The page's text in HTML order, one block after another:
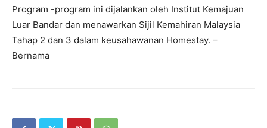
Program -program ini dijalankan oleh Institut Kemajuan
Luar Bandar dan menawarkan Sijil Kemahiran Malaysia
Tahap 2 dan 3 dalam keusahawanan Homestay. –
Bernama